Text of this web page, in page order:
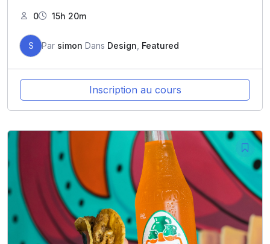
0 15h 20m
S Par simon Dans Design Featured
Inscription au cours